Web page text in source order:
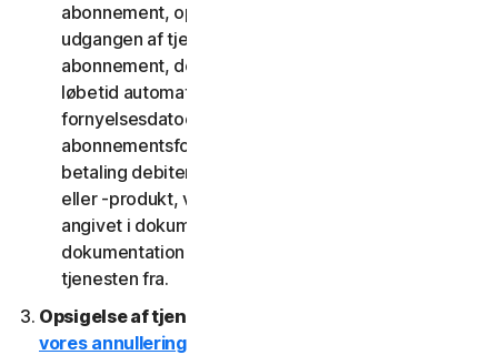
abonnement, opsiges din tjeneste automatisk ved
udgangen af tjenestens løbetid. Hvis du har et
abonnement, der fornys automatisk, vil tjenestens
løbetid automatisk blive fornyet på
fornyelsesdatoen, medmindre du annullerer
abonnementsfornyelsen inden den dag, hvor din
betaling debiteres. Hvis du har en engangstjeneste
eller -produkt, vil tjenestens løbetid vare som
angivet i dokumentationen eller den gældende
dokumentation fra den udbyder, som du har fået
tjenesten fra.
Opsigelse af tjenester.
vores annullerings- og refusionspolitik